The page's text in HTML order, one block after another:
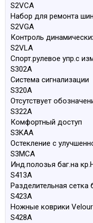
S2VCA
Набор для ремонта шин
S2VGA
Контроль
S2VLA
Спорт.рулевое упр.с
S302A
Система сигнализации
S320A
Отсутствует
S322A
Комфортный доступ
S3KAA
Остекление с
S3MCA
Инд.полозья баг.на
S413A
Разделительная сетка
S423A
Ножные коврики
S428A